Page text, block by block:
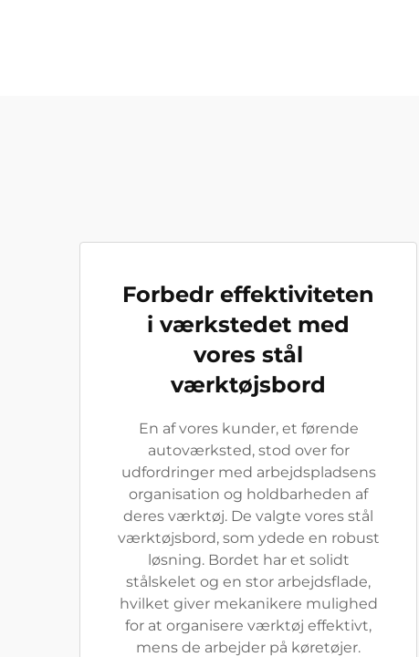
Forbedr effektiviteten
i værkstedet med
vores stål
værktøjsbord
En af vores kunder, et førende
autoværksted, stod over for
udfordringer med arbejdspladsens
organisation og holdbarheden af
deres værktøj. De valgte vores stål
værktøjsbord, som ydede en robust
løsning. Bordet har et solidt
stålskelet og en stor arbejdsflade,
hvilket giver mekanikere mulighed
for at organisere værktøj effektivt,
mens de arbejder på køretøjer.